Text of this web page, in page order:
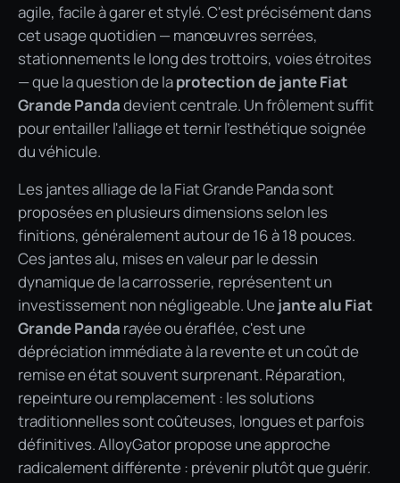
agile, facile à garer et stylé. C'est précisément dans
cet usage quotidien — manœuvres serrées,
stationnements le long des trottoirs, voies étroites
— que la question de laprotection de jante Fiat
Grande Pandadevient centrale. Un frôlement suffit
pour entailler l'alliage et ternir l'esthétique soignée
du véhicule.
Les jantes alliage de la Fiat Grande Panda sont
proposées en plusieurs dimensions selon les
finitions, généralement autour de 16 à 18 pouces.
Ces jantes alu, mises en valeur par le dessin
dynamique de la carrosserie, représentent un
investissement non négligeable. Unejante alu Fiat
Grande Panda rayée ou éraflée, c'est une
dépréciation immédiate à la revente et un coût de
remise en état souvent surprenant. Réparation,
repeinture ou remplacement : les solutions
traditionnelles sont coûteuses, longues et parfois
définitives. AlloyGator propose une approche
radicalement différente : prévenir plutôt que guérir.